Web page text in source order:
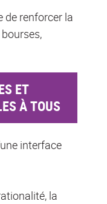
de renforcer la
ET
À TOUS
interface
la